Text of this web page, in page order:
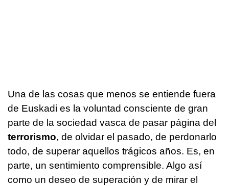
Una de las cosas que menos se entiende fuera
de Euskadi es la voluntad consciente de gran
parte de la sociedad vasca de pasar página del
terrorismo, de olvidar el pasado, de perdonarlo
todo, de superar aquellos trágicos años. Es, en
parte, un sentimiento comprensible. Algo así
como un deseo de superación y de mirar el